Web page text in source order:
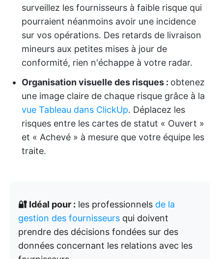
surveillez les fournisseurs à faible risque qui
pourraient néanmoins avoir une incidence
sur vos opérations. Des retards de livraison
mineurs aux petites mises à jour de
conformité, rien n'échappe à votre radar.
Organisation visuelle des risques : obtenez
une image claire de chaque risque grâce à la
vue Tableau dans ClickUp. Déplacez les
risques entre les cartes de statut « Ouvert »
et « Achevé » à mesure que votre équipe les
traite.
🔐 Idéal pour : les professionnels de la
gestion des fournisseurs qui doivent
prendre des décisions fondées sur des
données concernant les relations avec les